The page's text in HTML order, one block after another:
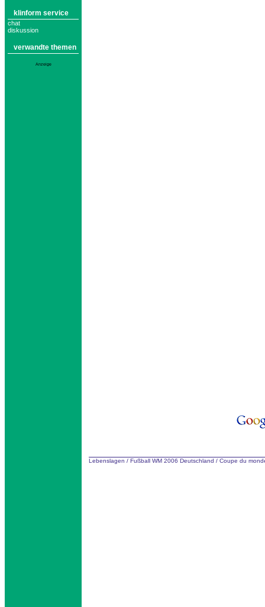
klinform service
chat
diskussion
verwandte themen
Anzeige
Lebenslagen / Fußball WM 2006 Deutschland / Coupe du